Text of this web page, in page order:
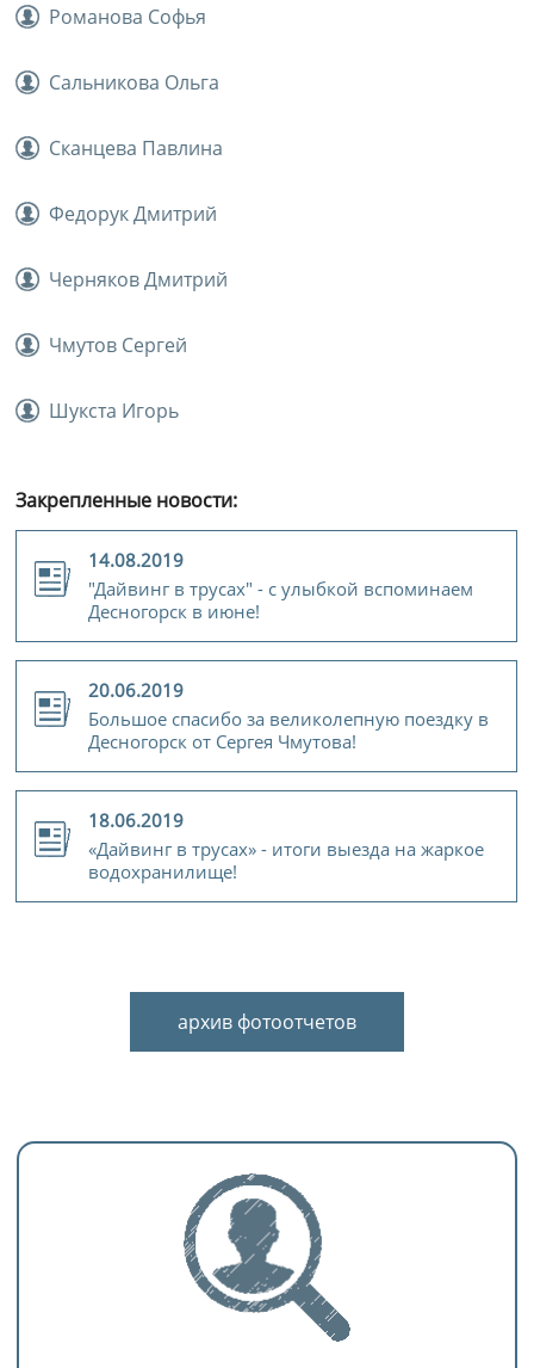
Романова Софья
Сальникова Ольга
Сканцева Павлина
Федорук Дмитрий
Черняков Дмитрий
Чмутов Сергей
Шукста Игорь
Закрепленные новости:
14.08.2019
"Дайвинг в трусах" - с улыбкой вспоминаем
Десногорск в июне!
20.06.2019
Большое спасибо за великолепную поездку в
Десногорск от Сергея Чмутова!
18.06.2019
«Дайвинг в трусах» - итоги выезда на жаркое
водохранилище!
архив фотоотчетов